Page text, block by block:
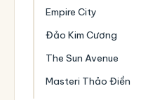
Empire City
Đảo Kim Cương
The Sun Avenue
Masteri Thảo Điền